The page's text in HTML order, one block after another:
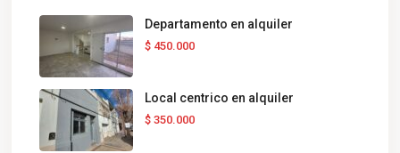
Departamento en alquiler
$ 450.000
Local centrico en alquiler
$ 350.000